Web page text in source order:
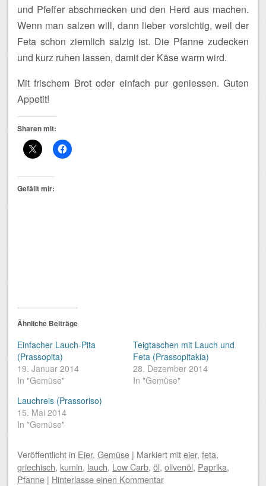
und Pfeffer abschmecken und den Herd aus machen.
Wenn man salzen will, dann lieber vorsichtig, weil der
Feta schon ziemlich salzig ist. Die Pfanne zudecken
und kurz ruhen lassen, damit der Käse warm wird.
Mit frischem Brot oder einfach pur geniessen. Guten
Appetit!
Sharen mit:
Gefällt mir:
Ähnliche Beiträge
Einfacher Lauch-Pita
(Prassopita)
19. Januar 2014
In "Gemüse"
Teigtaschen mit Lauch und
Feta (Prassopitakia)
28. Dezember 2014
In "Gemüse"
Lauchreis (Prassoriso)
15. Mai 2014
In "Gemüse"
Veröffentlicht in Eier, Gemüse | Markiert miteier, feta,
griechisch, kumin, lauch, Low Carb, öl, olivenöl, Paprika,
Pfanne | Hinterlasse einen Kommentar